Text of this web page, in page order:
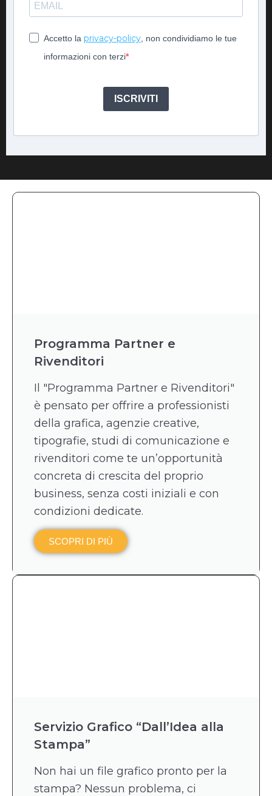
Accetto la privacy-policy , non condividiamo le tue
informazioni con terzi
ISCRIVITI
Programma Partner e
Rivenditori
Il "Programma Partner e Rivenditori"
è pensato per offrire a professionisti
della grafica, agenzie creative,
tipografie, studi di comunicazione e
rivenditori come te un’opportunità
concreta di crescita del proprio
business, senza costi iniziali e con
condizioni dedicate.
SCOPRI DI PIÙ
Servizio Grafico “Dall’Idea alla
Stampa”
Non hai un file grafico pronto per la
stampa? Nessun problema, ci